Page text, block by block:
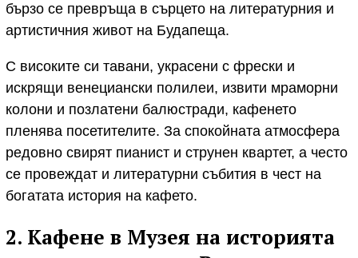
бързо се превръща в сърцето на литературния и
артистичния живот на Будапеща.
С високите си тавани, украсени с фрески и
искрящи венециански полилеи, извити мраморни
колони и позлатени балюстради, кафенето
пленява посетителите. За спокойната атмосфера
редовно свирят пианист и струнен квартет, а често
се провеждат и литературни събития в чест на
богатата история на кафето.
2. Кафене в Музея на историята